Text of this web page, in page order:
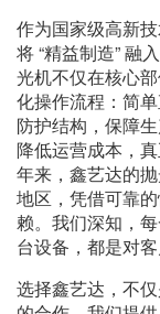
作为国家级高新
将 “精益制造” 融
光机不仅在核心
化操作流程：简
防护结构，保障
降低运营成本，
年来，鑫艺达的
地区，凭借可靠
赖。我们深知，
台设备，都是对客
选择鑫艺达，不